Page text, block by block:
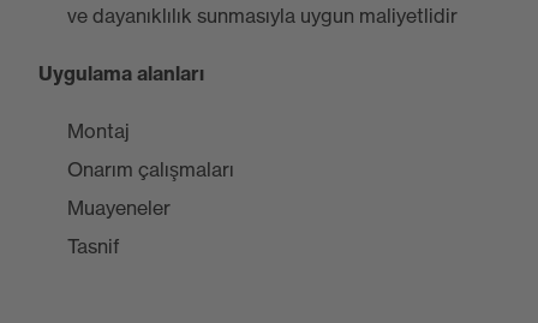
ve dayanıklılık sunmasıyla uygun maliyetlidir
Uygulama alanları
Montaj
Onarım çalışmaları
Muayeneler
Tasnif